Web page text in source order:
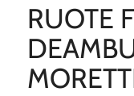
RUOTE